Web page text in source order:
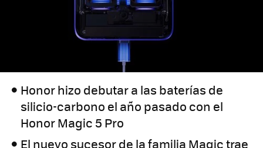
Honor hizo debutar a las baterías de
silicio-carbono el año pasado con el
Honor Magic 5 Pro
El nuevo sucesor de la familia Magic trae